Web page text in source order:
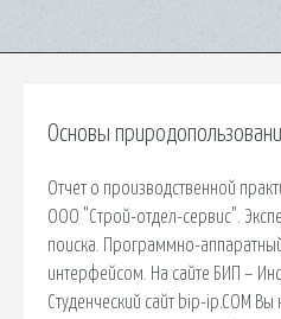
Основы
Отчет о производственной
ООО "Строй-отдел-сервис".
поиска. Программно-
интерфейсом. На сайте БИП –
Студенческий сайт bip-ip.COM